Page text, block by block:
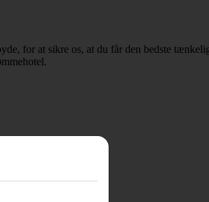
for at sikre os, at du får den bedste